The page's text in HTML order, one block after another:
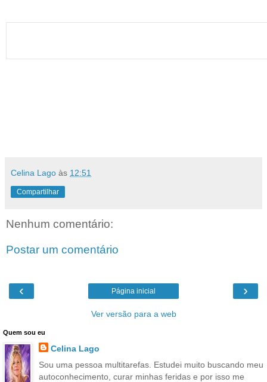
Celina Lago às 12:51
Compartilhar
Nenhum comentário:
Postar um comentário
‹ ›
Página inicial
Ver versão para a web
Quem sou eu
Celina Lago
Sou uma pessoa multitarefas. Estudei muito buscando meu
autoconhecimento, curar minhas feridas e por isso me